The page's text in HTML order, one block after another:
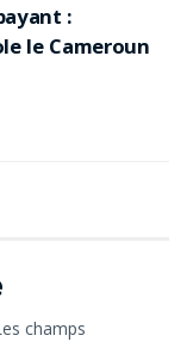
:
le Cameroun
champs